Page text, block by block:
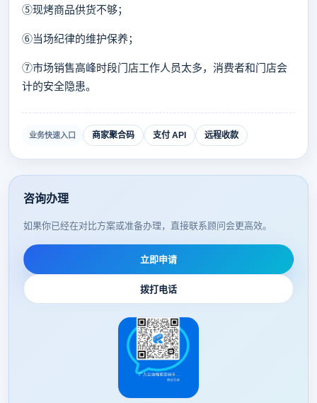
⑤现烤商品供货不够；
⑥当场纪律的维护保养；
⑦市场销售高峰时段门店工作人员太多，消费者和门店会
计的安全隐患。
业务快速入口 商家聚合码 支付 API 远程收款
咨询办理
如果你已经在对比方案或准备办理，直接联系顾问会更高效。
立即申请
拨打电话